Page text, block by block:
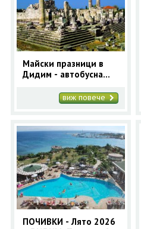
ЗА НАС
ФИРМЕНИ ДОКУМЕНТИ
0700 144 34
Майски празници в
Дидим - автобусна
| Почивка в Дидим
виж повече
ПОЧИВКИ - Лято 2026